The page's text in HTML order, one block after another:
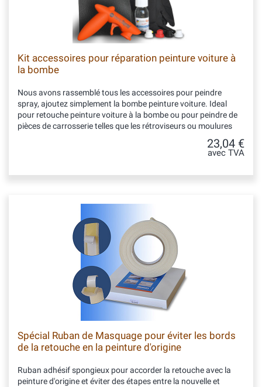
Kit accessoires pour réparation peinture voiture à
la bombe
Nous avons rassemblé tous les accessoires pour peindre
spray, ajoutez simplement la bombe peinture voiture. Ideal
pour retouche peinture voiture à la bombe ou pour peindre de
pièces de carrosserie telles que les rétroviseurs ou moulures
23,04 €
avec TVA
Spécial Ruban de Masquage pour éviter les bords
de la retouche en la peinture d'origine
Ruban adhésif spongieux pour accorder la retouche avec la
peinture d'origine et éviter des étapes entre la nouvelle et